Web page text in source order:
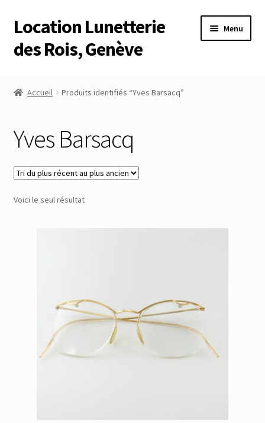
Aller
à
la
Aller
au
contenu
Location Lunetterie
des Rois, Genève
Menu
Commande
Compte
Compte
Mon Compte
Panier
Accueil Produits identifiés “Yves Barsacq”
Yves Barsacq
Voici le seul résultat